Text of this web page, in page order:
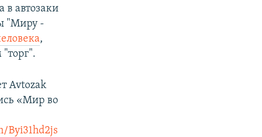
в автозаки
"Миру -
,
Avtozak
«Мир во
Byi31hd2js